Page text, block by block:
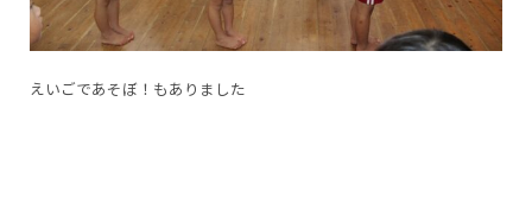
えいごであそぼ！もありました